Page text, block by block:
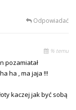
Odpowiadać
% temu
pozamiatał
ha , ma jaja !!!
kaczej jak być sobą